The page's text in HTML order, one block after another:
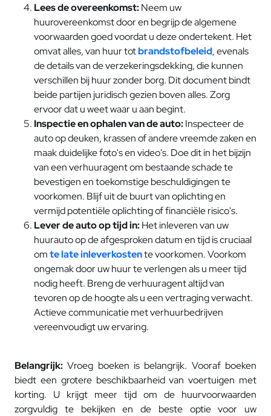
Lees de overeenkomst:Neem uw
huurovereenkomst door en begrijp de algemene
voorwaarden goed voordat u deze ondertekent. Het
omvat alles, van huur totbrandstofbeleid, evenals
de details van de verzekeringsdekking, die kunnen
verschillen bij huur zonder borg. Dit document bindt
beide partijen juridisch gezien boven alles. Zorg
ervoor dat u weet waar u aan begint.
Inspectie en ophalen van de auto:Inspecteer de
auto op deuken, krassen of andere vreemde zaken en
maak duidelijke foto's en video's. Doe dit in het bijzijn
van een verhuuragent om bestaande schade te
bevestigen en toekomstige beschuldigingen te
voorkomen. Blijf uit de buurt van oplichting en
vermijd potentiële oplichting of financiële risico's.
Lever de auto op tijd in:Het inleveren van uw
huurauto op de afgesproken datum en tijd is cruciaal
omte late inleverkostente voorkomen. Voorkom
ongemak door uw huur te verlengen als u meer tijd
nodig heeft. Breng de verhuuragent altijd van
tevoren op de hoogte als u een vertraging verwacht.
Actieve communicatie met verhuurbedrijven
vereenvoudigt uw ervaring.
Belangrijk: Vroeg boeken is belangrijk. Vooraf boeken
biedt een grotere beschikbaarheid van voertuigen met
korting. U krijgt meer tijd om de huurvoorwaarden
zorgvuldig te bekijken en de beste optie voor uw